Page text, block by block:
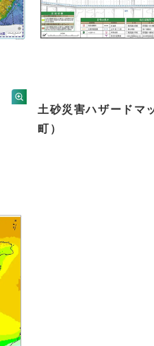
土砂災害ハザードマ
町）